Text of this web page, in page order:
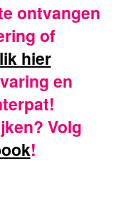
ontvangen
of
hier
en
Volg
!